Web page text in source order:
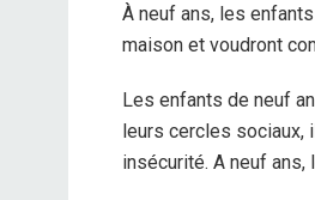
À neuf ans, les
maison et voudront
Les enfants de neuf
leurs cercles sociaux,
insécurité. A neuf